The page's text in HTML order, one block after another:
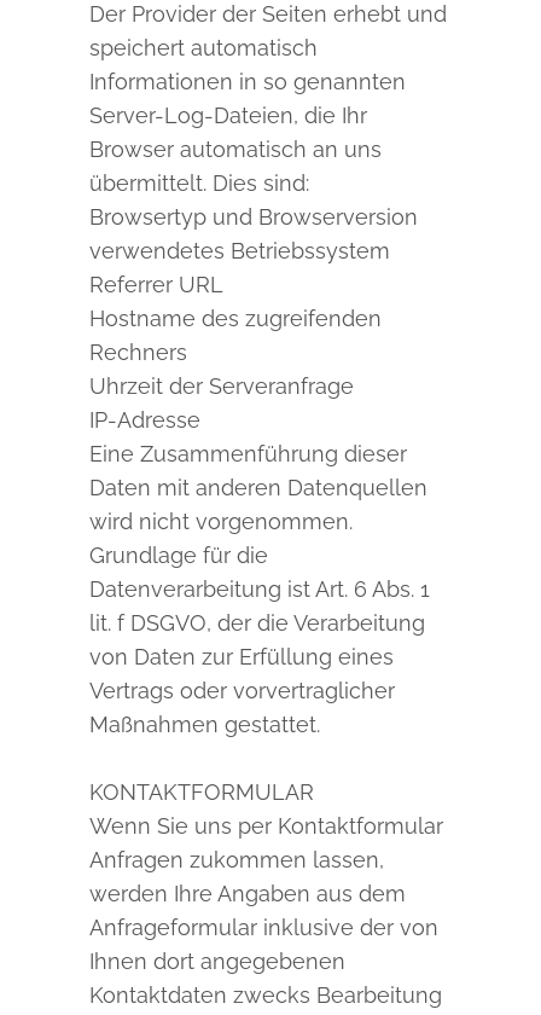
Der Provider der Seiten erhebt und
speichert automatisch
Informationen in so genannten
Server-Log-Dateien, die Ihr
Browser automatisch an uns
übermittelt. Dies sind:
Browsertyp und Browserversion
verwendetes Betriebssystem
Referrer URL
Hostname des zugreifenden
Rechners
Uhrzeit der Serveranfrage
IP-Adresse
Eine Zusammenführung dieser
Daten mit anderen Datenquellen
wird nicht vorgenommen.
Grundlage für die
Datenverarbeitung ist Art. 6 Abs. 1
lit. f DSGVO, der die Verarbeitung
von Daten zur Erfüllung eines
Vertrags oder vorvertraglicher
Maßnahmen gestattet.
KONTAKTFORMULAR
Wenn Sie uns per Kontaktformular
Anfragen zukommen lassen,
werden Ihre Angaben aus dem
Anfrageformular inklusive der von
Ihnen dort angegebenen
Kontaktdaten zwecks Bearbeitung